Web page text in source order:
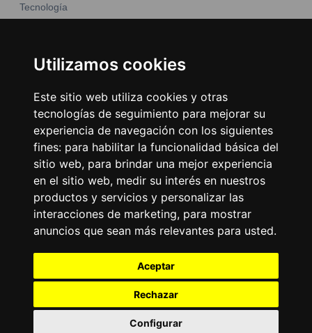
Utilizamos cookies
Este sitio web utiliza cookies y otras
tecnologías de seguimiento para mejorar su
experiencia de navegación con los siguientes
fines: para habilitar la funcionalidad básica del
sitio web, para brindar una mejor experiencia
en el sitio web, medir su interés en nuestros
productos y servicios y personalizar las
interacciones de marketing, para mostrar
anuncios que sean más relevantes para usted.
Aceptar
Rechazar
Configurar
Tecnología
Noticias
Emisoras Unidas
Encuéntranos
Contacto
Términos y condiciones
Directorio
Grupo Emisoras Unidas
desarrollo porwww.dast.cl